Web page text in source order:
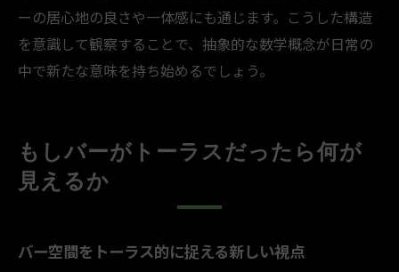
ーの居心地の良さや一体感にも通じます。こうした構造
を意識して観察することで、抽象的な数学概念が日常の
中で新たな意味を持ち始めるでしょう。
もしバーがトーラスだったら何が
見えるか
バー空間をトーラス的に捉える新しい視点